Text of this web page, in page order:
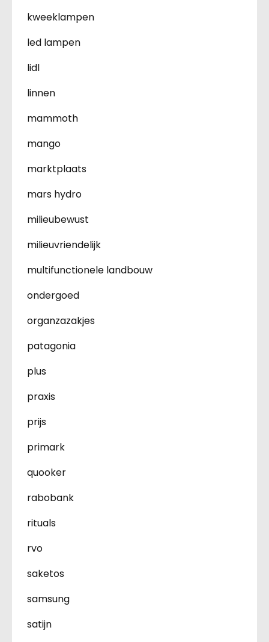
kweeklampen
led lampen
lidl
linnen
mammoth
mango
marktplaats
mars hydro
milieubewust
milieuvriendelijk
multifunctionele landbouw
ondergoed
organzazakjes
patagonia
plus
praxis
prijs
primark
quooker
rabobank
rituals
rvo
saketos
samsung
satijn